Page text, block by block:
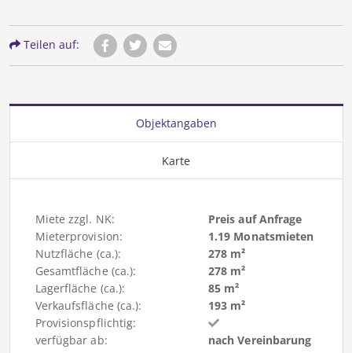
Teilen auf:
Objektangaben
Karte
Miete zzgl. NK:
Preis auf Anfrage
Mieterprovision:
1.19 Monatsmieten
Nutzfläche (ca.):
278 m²
Gesamtfläche (ca.):
278 m²
Lagerfläche (ca.):
85 m²
Verkaufsfläche (ca.):
193 m²
Provisionspflichtig:
verfügbar ab:
nach Vereinbarung